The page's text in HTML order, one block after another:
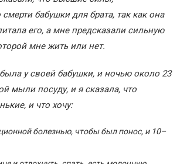
бабушки для брата, так как она
его, а мне предсказали сильную
мне жить или нет.
была у своей бабушки, и ночью около 23
мыли посуду, и я сказала, что
и что хочу:
болезнью, чтобы был понос, и 10–